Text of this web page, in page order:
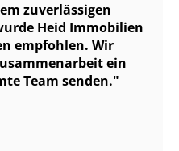
zuverlässigen
Heid Immobilien
empfohlen. Wir
ein
Team senden.